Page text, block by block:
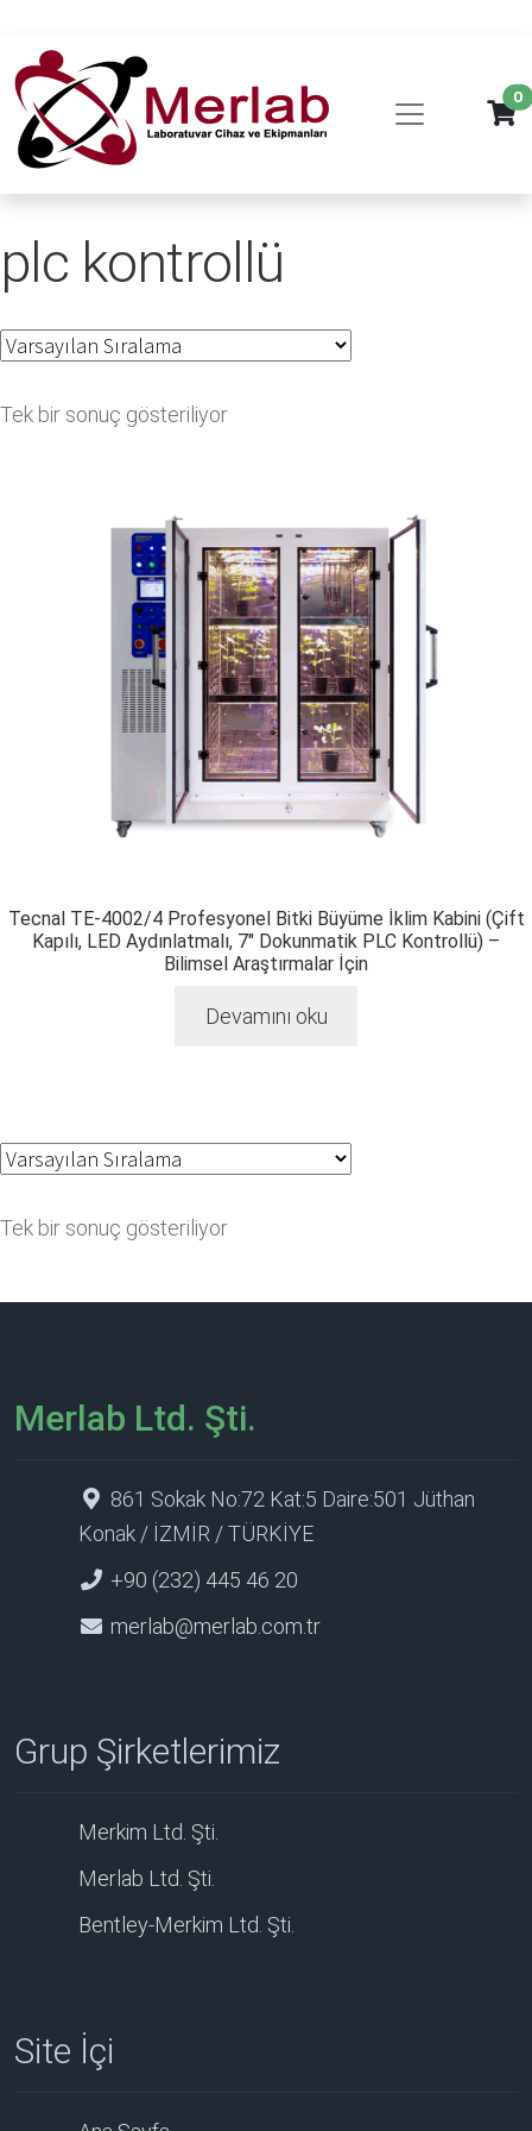
0
plc kontrollü
Tek bir sonuç gösteriliyor
Tecnal TE-4002/4 Profesyonel Bitki Büyüme İklim Kabini (Çift
Kapılı, LED Aydınlatmalı, 7″ Dokunmatik PLC Kontrollü) –
Bilimsel Araştırmalar İçin
Devamını oku
Tek bir sonuç gösteriliyor
Merlab Ltd. Şti.
861 Sokak No:72 Kat:5 Daire:501 Jüthan
Konak / İZMİR / TÜRKİYE
+90 (232) 445 46 20
merlab@merlab.com.tr
Grup Şirketlerimiz
Merkim Ltd. Şti.
Merlab Ltd. Şti.
Bentley-Merkim Ltd. Şti.
Site İçi